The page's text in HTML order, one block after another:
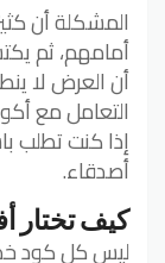
المشكلة أن
أمامهم، ثم
أن العرض لا
التعامل مع
إذا كنت تطلب
أصدقاء.
كيف تختار
ليس كل كود